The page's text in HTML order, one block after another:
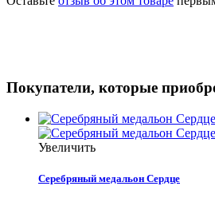
Покупатели, которые
Увеличить
Серебряный медальон Сердце